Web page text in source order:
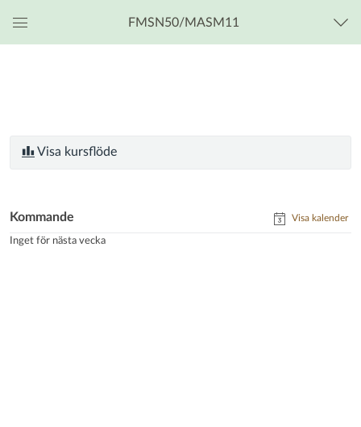
FMSN50/MASM11
Visa kursflöde
Kommande Visa kalender
Inget för nästa vecka